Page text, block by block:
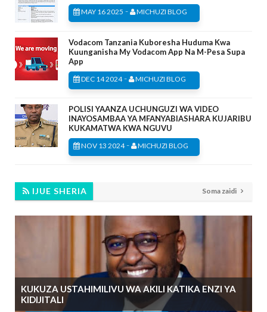
MAY 16 2025 - MICHUZI BLOG
Vodacom Tanzania Kuboresha Huduma Kwa
Kuunganisha My Vodacom App Na M-Pesa Supa
App
DEC 14 2024- MICHUZI BLOG
POLISI YAANZA UCHUNGUZI WA VIDEO
INAYOSAMBAA YA MFANYABIASHARA KUJARIBU
KUKAMATWA KWA NGUVU
NOV 13 2024- MICHUZI BLOG
IJUE SHERIA Soma zaidi
KUKUZA USTAHIMILIVU WA AKILI KATIKA ENZI YA
KIDIJITALI